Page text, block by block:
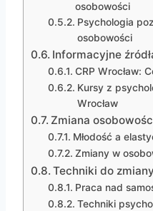
osobowości
Psychologia
osobowości
Informacyjne
CRP Wrocław:
Kursy z
Wrocław
Zmiana
Młodość a
Zmiany w
Techniki do
Praca nad
Techniki